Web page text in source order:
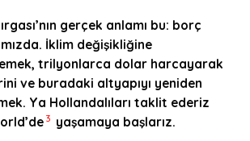
gerçek anlamı bu: borç
İklim değişikliğine
trilyonlarca dolar harcayarak
ve buradaki altyapıyı yeniden
Ya Hollandalıları taklit ederiz
3 yaşamaya başlarız.